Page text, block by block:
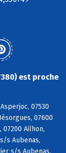
est proche
07530
07600
07200 Ailhon,
s Aubenas,